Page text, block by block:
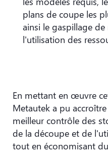
plans de coupe les
ainsi le gaspillage
l'utilisation des
En mettant en œuvre
Metautek a pu
meilleur contrôle des
de la découpe et de
tout en économisant